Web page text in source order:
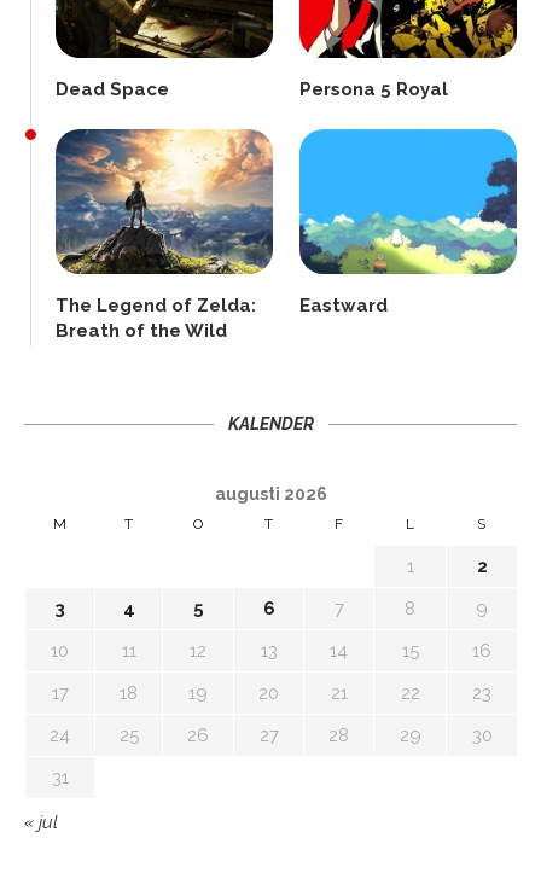
Dead Space Persona 5 Royal
The Legend of Zelda:
Breath of the Wild
Eastward
KALENDER
augusti 2026
M T O T F L S
1
2
3
4 5 6 7 8
9
10
11 12 13 14 15
16
17
18 19 20 21 22
23
24
25 26 27 28 29
30
31
« jul